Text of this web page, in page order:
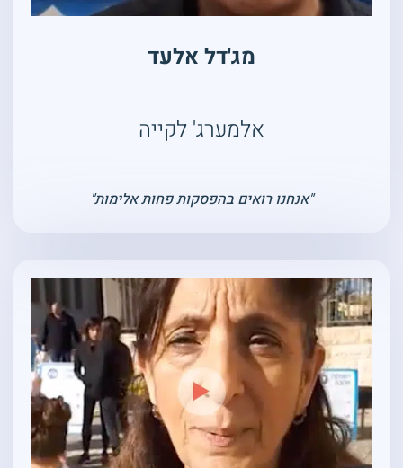
מג'דל אלעד
אלמערג' לקייה
"אנחנו רואים בהפסקות פחות אלימות"